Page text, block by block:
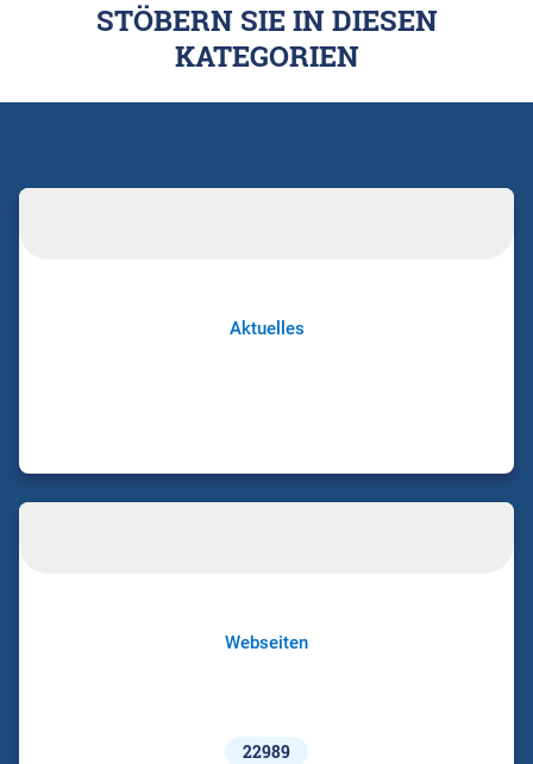
STÖBERN SIE IN DIESEN
KATEGORIEN
Aktuelles
Webseiten
22989